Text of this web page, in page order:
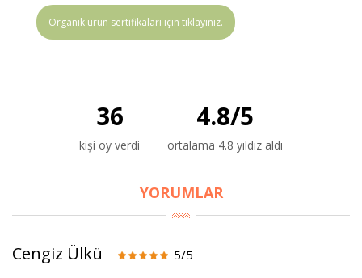
Organik ürün sertifikaları için tıklayınız.
36
kişi oy verdi
4.8/5
ortalama 4.8 yıldız aldı
YORUMLAR
Cengiz Ülkü 5/5